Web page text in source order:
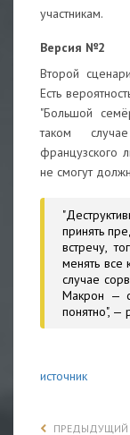
участникам.
Версия №2
Второй
Есть
"Большой
таком
французского
не смогут
принять
встречу,
менять все
случае
Макрон —
понятно", —
источник
ПРЕДЫДУЩИЙ